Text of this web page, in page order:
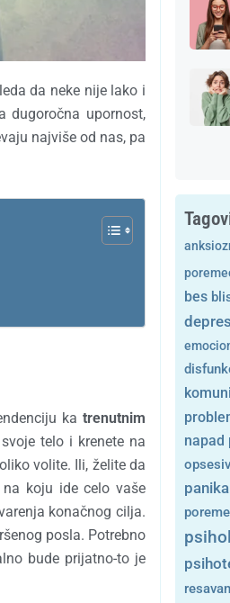
da neke nije lako i
dugoročna upornost,
najviše od nas, pa
ka trenutnim
telo i krenete na
volite. Ili, želite da
koju ide celo vaše
konačnog cilja.
posla. Potrebno
bude prijatno-to je
bes
napad
panika